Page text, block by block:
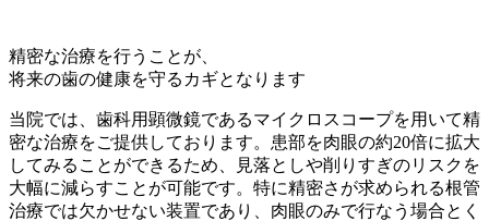
精密な治療を行うことが、
将来の歯の健康を守るカギとなります
当院では、歯科用顕微鏡であるマイクロスコープを用いて精
密な治療をご提供しております。患部を肉眼の約20倍に拡大
してみることができるため、見落としや削りすぎのリスクを
大幅に減らすことが可能です。特に精密さが求められる根管
治療では欠かせない装置であり、肉眼のみで行なう場合とく